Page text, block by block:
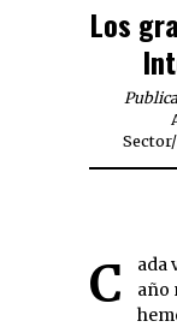
Los
Sector/
Cada vez queda menos para recibir el
año